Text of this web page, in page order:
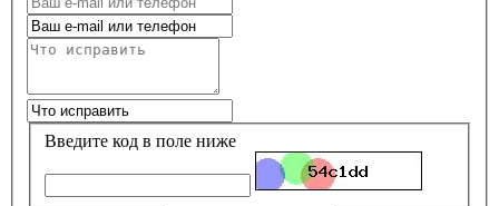
Введите код в поле ниже